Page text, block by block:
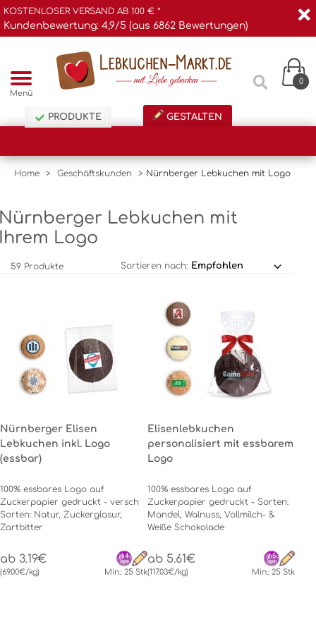
KOSTENLOSER VERSAND AB 100 € *
Kundenbewertung: 4,9/5 (aus 6862 Bewertungen)
Menü
0
PRODUKTE GESTALTEN
Home > Geschäftskunden > Nürnberger Lebkuchen mit Logo
Lebkuchen mit
Logo
59 Produkte Sortieren nach:
Nürnberger Elisen
Lebkuchen inkl. Logo
(essbar)
100% essbares Logo auf
Zuckerpapier gedruckt - versch
Sorten: Natur, Zuckerglasur,
Zartbitter
ab 3.19€
(69.00€/kg) Min.: 25 Stk
Elisenlebkuchen
personalisiert mit essbarem
Logo
100% essbares Logo auf
Zuckerpapier gedruckt - Sorten:
Mandel, Walnuss, Vollmilch- &
Weiße Schokolade
ab 5.61€
(117.03€/kg) Min.: 25 Stk